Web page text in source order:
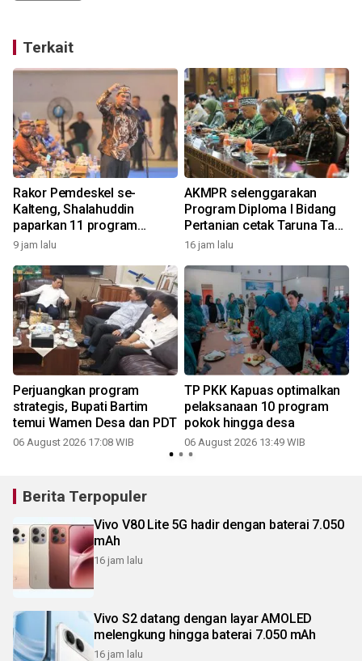
Terkait
Rakor Pemdeskel se-
Kalteng, Shalahuddin
paparkan 11 program
unggulan Barito Utara
9 jam lalu
AKMPR selenggarakan
Program Diploma I Bidang
Pertanian cetak Taruna Tani
Huma Betang
16 jam lalu
Perjuangkan program
strategis, Bupati Bartim
temui Wamen Desa dan PDT
06 August 2026 17:08 WIB
TP PKK Kapuas optimalkan
pelaksanaan 10 program
pokok hingga desa
06 August 2026 13:49 WIB
Berita Terpopuler
Vivo V80 Lite 5G hadir dengan baterai 7.050
mAh
16 jam lalu
Vivo S2 datang dengan layar AMOLED
melengkung hingga baterai 7.050 mAh
16 jam lalu